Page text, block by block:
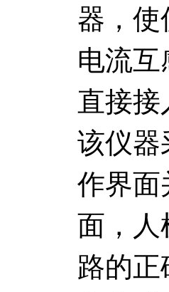
器，使
电流
直接接
该仪器
作界面
面，人
路的